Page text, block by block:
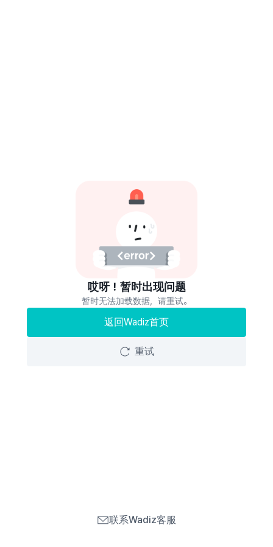
哎呀！暂时出现问题
暂时无法加载数据，请重试。
返回Wadiz首页
重试
联系Wadiz客服